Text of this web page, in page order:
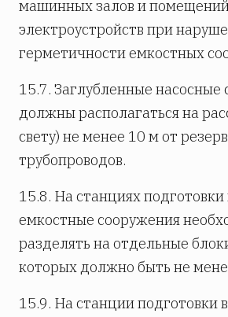
машинных залов и
электроустройств при
герметичности емкостных
15.7. Заглубленные насосные
должны располагаться на
свету) не менее 10 м от
трубопроводов.
15.8. На станциях
емкостные сооружения
разделять на отдельные
которых должно быть не
15.9. На станции